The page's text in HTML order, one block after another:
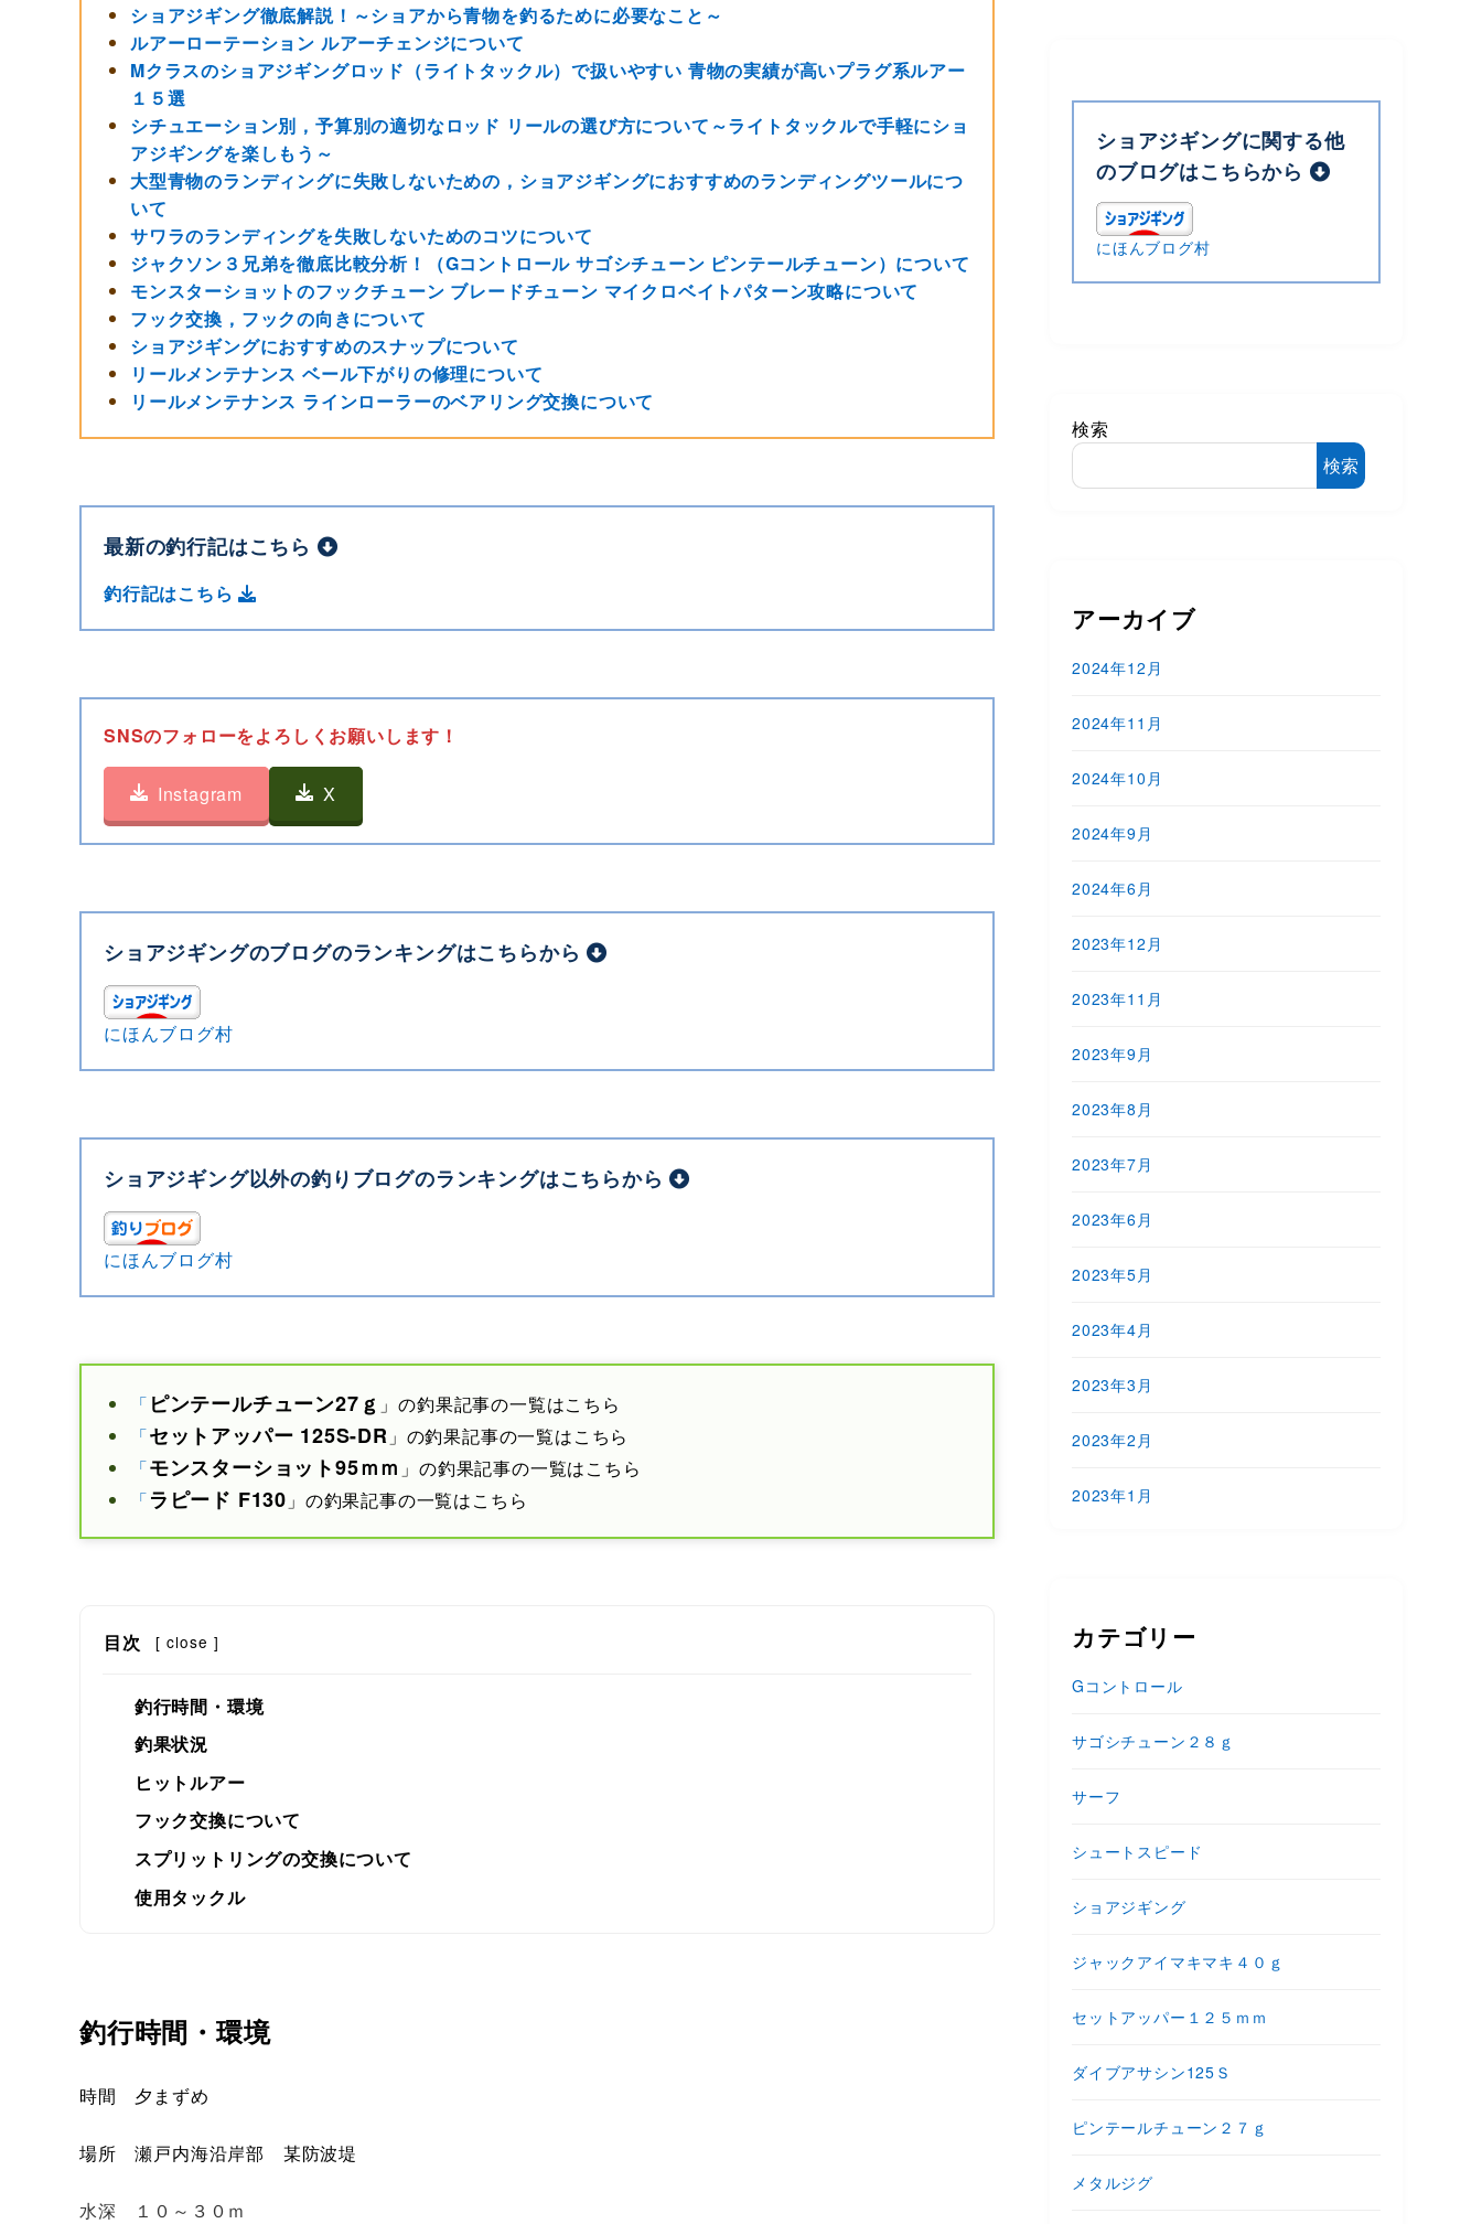
ショアジギング徹底解説！～ショアから青物を釣るために必要なこと～
ルアーローテーション ルアーチェンジについて
Mクラスのショアジギングロッド（ライトタックル）で扱いやすい 青物の実績が高いプラグ系ルアー
１５選
シチュエーション別，予算別の適切なロッド リールの選び方について～ライトタックルで手軽にショ
アジギングを楽しもう～
大型青物のランディングに失敗しないための，ショアジギングにおすすめのランディングツールにつ
いて
サワラのランディングを失敗しないためのコツについて
ジャクソン３兄弟を徹底比較分析！（Gコントロール サゴシチューン ピンテールチューン）について
モンスターショットのフックチューン ブレードチューン マイクロベイトパターン攻略について
フック交換，フックの向きについて
ショアジギングにおすすめのスナップについて
リールメンテナンス ベール下がりの修理について
リールメンテナンス ラインローラーのベアリング交換について
最新の釣行記はこちら
釣行記はこちら
SNSのフォローをよろしくお願いします！
Instagram X
ショアジギングのブログのランキングはこちらから
にほんブログ村
ショアジギング以外の釣りブログのランキングはこちらから
にほんブログ村
「 ピンテールチューン27ｇ 」の釣果記事の一覧はこちら
「セットアッパー 125S-DR 」の釣果記事の一覧はこちら
「モンスターショット95ｍｍ 」の釣果記事の一覧はこちら
「ラピード F130 」の釣果記事の一覧はこちら
目次 [ close ]
釣行時間・環境
釣果状況
ヒットルアー
フック交換について
スプリットリングの交換について
使用タックル
釣行時間・環境
時間 夕まずめ
場所 瀬戸内海沿岸部 某防波堤
水深 １０～３０ｍ
ショアジギングに関する他
のブログはこちらから
にほんブログ村
検索
検索
アーカイブ
2024年12月
2024年11月
2024年10月
2024年9月
2024年6月
2023年12月
2023年11月
2023年9月
2023年8月
2023年7月
2023年6月
2023年5月
2023年4月
2023年3月
2023年2月
2023年1月
カテゴリー
Gコントロール
サゴシチューン２８ｇ
サーフ
シュートスピード
ショアジギング
ジャックアイマキマキ４０ｇ
セットアッパー１２５ｍｍ
ダイブアサシン125Ｓ
ピンテールチューン２７ｇ
メタルジグ